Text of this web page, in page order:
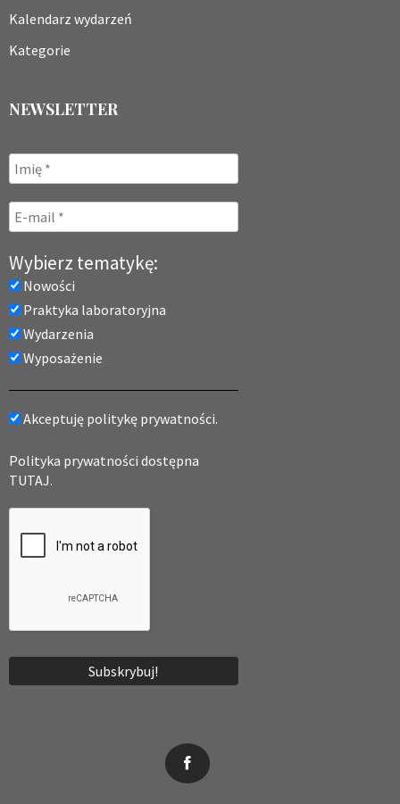
Kalendarz wydarzeń
Kategorie
NEWSLETTER
Wybierz tematykę:
Nowości
Praktyka laboratoryjna
Wydarzenia
Wyposażenie
Akceptuję politykę prywatności.
Polityka prywatności dostępna
TUTAJ.